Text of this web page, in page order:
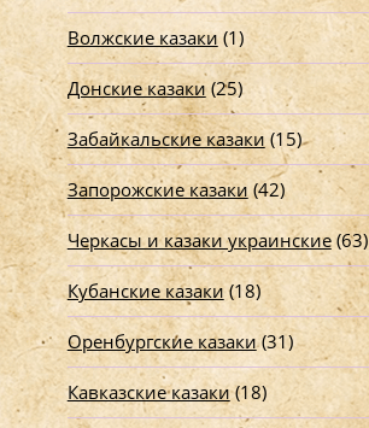
Волжские казаки(1)
Донские казаки(25)
Забайкальские казаки(15)
Запорожские казаки(42)
Черкасы и казаки украинские(63)
Кубанские казаки (18)
Оренбургские казаки(31)
Кавказские казаки(18)